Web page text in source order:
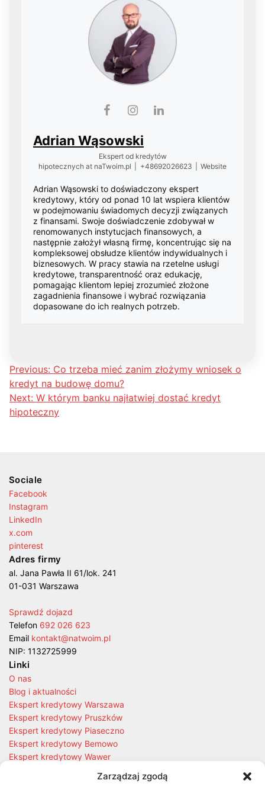
Zarządzaj zgodą
Adrian Wąsowski
Ekspert od kredytów
hipotecznych at naTwoim.pl +48692026623 Website
Adrian Wąsowski to doświadczony ekspert
kredytowy, który od ponad 10 lat wspiera klientów
w podejmowaniu świadomych decyzji związanych
z finansami. Swoje doświadczenie zdobywał w
renomowanych instytucjach finansowych, a
następnie założył własną firmę, koncentrując się na
kompleksowej obsłudze klientów indywidualnych i
biznesowych. W pracy stawia na rzetelne usługi
kredytowe, transparentność oraz edukację,
pomagając klientom lepiej zrozumieć złożone
zagadnienia finansowe i wybrać rozwiązania
dopasowane do ich realnych potrzeb.
Nawigacja
wpisu
Previous: Co trzeba mieć zanim złożymy wniosek o
kredyt na budowę domu?
Next: W którym banku najłatwiej dostać kredyt
hipoteczny
Sociale
Facebook
Instagram
LinkedIn
x.com
pinterest
Adres firmy
al. Jana Pawła II 61/lok. 241
01-031 Warszawa
Sprawdź dojazd
Telefon 692 026 623
Email kontakt@natwoim.pl
NIP: 1132725999
Linki
O nas
Blog i aktualności
Ekspert kredytowy Warszawa
Ekspert kredytowy Pruszków
Ekspert kredytowy Piaseczno
Ekspert kredytowy Bemowo
Ekspert kredytowy Wawer
Szukasz Nieruchomości?